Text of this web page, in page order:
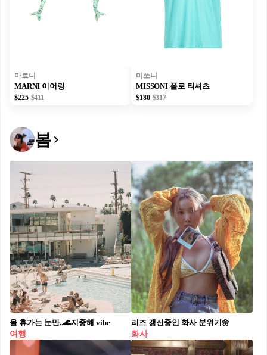
마르니
MARNI 이어링
$225 $411
미쏘니
MISSONI 폴로 티셔츠
$180 $317
봄
올 휴가는 눈만..🌊지중해 vibe
여행
리즈 갱신중인 화사 분위기🌼
화사